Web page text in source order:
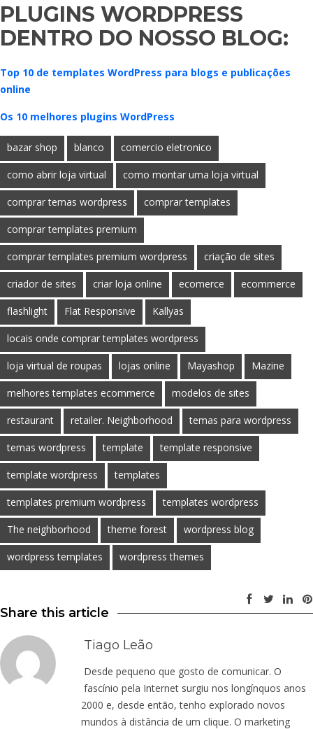
PLUGINS WORDPRESS
DENTRO DO NOSSO BLOG:
Top 10 de templates WordPress para blogs e publicações
online
Os 10 melhores plugins WordPress
bazar shop blanco comercio eletronico
como abrir loja virtual como montar uma loja virtual
comprar temas wordpress comprar templates
comprar templates premium
comprar templates premium wordpress criação de sites
criador de sites criar loja online ecomerce ecommerce
flashlight Flat Responsive Kallyas
locais onde comprar templates wordpress
loja virtual de roupas lojas online Mayashop Mazine
melhores templates ecommerce modelos de sites
restaurant retailer. Neighborhood temas para wordpress
temas wordpress template template responsive
template wordpress templates
templates premium wordpress templates wordpress
The neighborhood theme forest wordpress blog
wordpress templates wordpress themes
Share this article
Tiago Leão
Desde pequeno que gosto de comunicar. O
fascínio pela Internet surgiu nos longínquos anos
2000 e, desde então, tenho explorado novos
mundos à distância de um clique. O marketing